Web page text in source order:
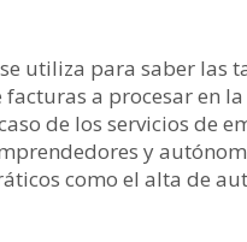
utiliza para saber las
a procesar en
de los servicios de
y
como el alta de